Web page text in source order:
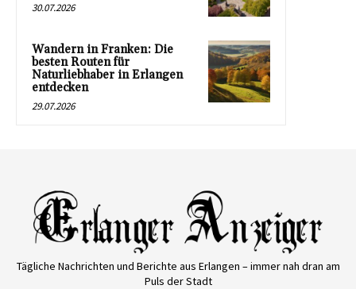
30.07.2026
Wandern in Franken: Die
besten Routen für
Naturliebhaber in Erlangen
entdecken
29.07.2026
Tägliche Nachrichten und Berichte aus Erlangen – immer nah dran am
Puls der Stadt